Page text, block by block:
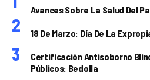
Avances Sobre La Salud Del
18 De Marzo: Día De La
Certificación Antisoborno
Públicos: Bedolla